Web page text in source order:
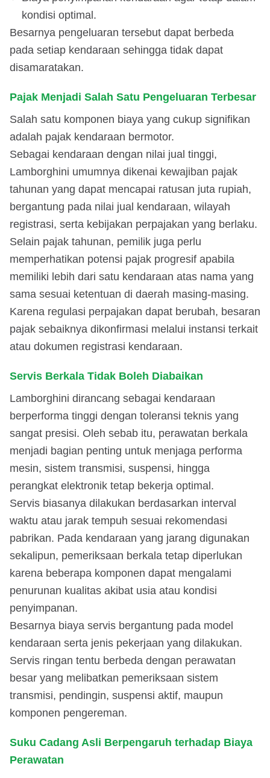
kondisi optimal.
Besarnya pengeluaran tersebut dapat berbeda
pada setiap kendaraan sehingga tidak dapat
disamaratakan.
Pajak Menjadi Salah Satu Pengeluaran Terbesar
Salah satu komponen biaya yang cukup signifikan
adalah pajak kendaraan bermotor.
Sebagai kendaraan dengan nilai jual tinggi,
Lamborghini umumnya dikenai kewajiban pajak
tahunan yang dapat mencapai ratusan juta rupiah,
bergantung pada nilai jual kendaraan, wilayah
registrasi, serta kebijakan perpajakan yang berlaku.
Selain pajak tahunan, pemilik juga perlu
memperhatikan potensi pajak progresif apabila
memiliki lebih dari satu kendaraan atas nama yang
sama sesuai ketentuan di daerah masing-masing.
Karena regulasi perpajakan dapat berubah, besaran
pajak sebaiknya dikonfirmasi melalui instansi terkait
atau dokumen registrasi kendaraan.
Servis Berkala Tidak Boleh Diabaikan
Lamborghini dirancang sebagai kendaraan
berperforma tinggi dengan toleransi teknis yang
sangat presisi. Oleh sebab itu, perawatan berkala
menjadi bagian penting untuk menjaga performa
mesin, sistem transmisi, suspensi, hingga
perangkat elektronik tetap bekerja optimal.
Servis biasanya dilakukan berdasarkan interval
waktu atau jarak tempuh sesuai rekomendasi
pabrikan. Pada kendaraan yang jarang digunakan
sekalipun, pemeriksaan berkala tetap diperlukan
karena beberapa komponen dapat mengalami
penurunan kualitas akibat usia atau kondisi
penyimpanan.
Besarnya biaya servis bergantung pada model
kendaraan serta jenis pekerjaan yang dilakukan.
Servis ringan tentu berbeda dengan perawatan
besar yang melibatkan pemeriksaan sistem
transmisi, pendingin, suspensi aktif, maupun
komponen pengereman.
Suku Cadang Asli Berpengaruh terhadap Biaya
Perawatan